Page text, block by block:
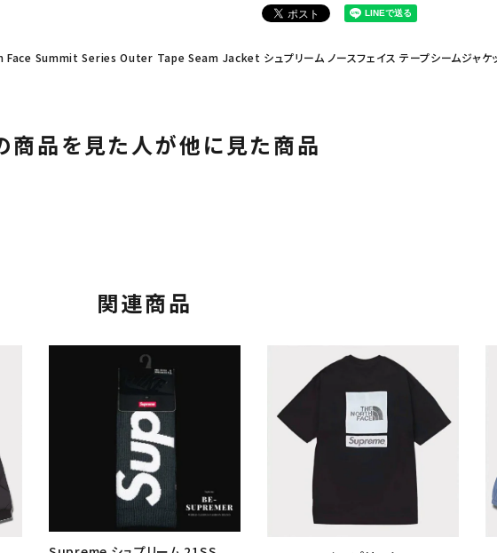
Summit Series Outer Tape Seam Jacket シュプリーム ノースフェイス テープシームジャケッ
商品を見た人が他に見た商品
関連商品